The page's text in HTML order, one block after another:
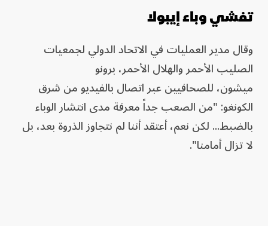
تفشي وباء إيبولا
وقال مدير العمليات في الاتحاد الدولي لجمعيات
الصليب الأحمر والهلال الأحمر، برونو
ميشون، للصحافيين عبر اتصال بالفيديو من شرق
الكونغو: "من الصعب جداً معرفة مدى انتشار الوباء
بالضبط... لكن نعم، أعتقد أننا لم نتجاوز الذروة بعد، بل
لا تزال أمامنا".